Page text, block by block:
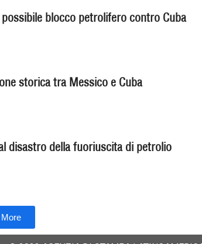
blocco petrolifero contro Cuba
storica tra Messico e Cuba
disastro della fuoriuscita di petrolio